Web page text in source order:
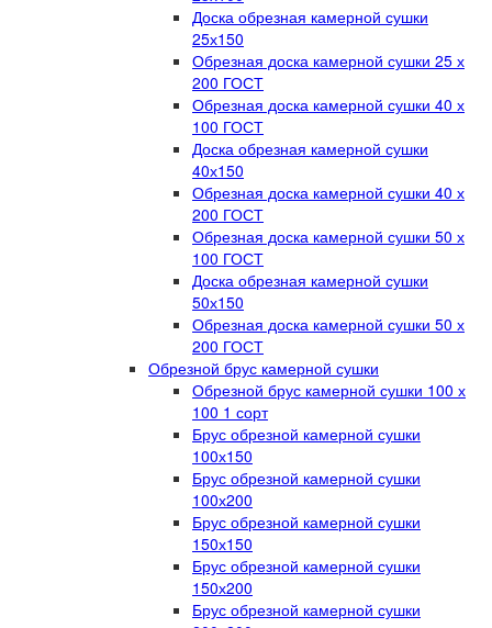
Доска обрезная камерной сушки
25х150
Обрезная доска камерной сушки 25 х
200 ГОСТ
Обрезная доска камерной сушки 40 х
100 ГОСТ
Доска обрезная камерной сушки
40х150
Обрезная доска камерной сушки 40 х
200 ГОСТ
Обрезная доска камерной сушки 50 х
100 ГОСТ
Доска обрезная камерной сушки
50х150
Обрезная доска камерной сушки 50 х
200 ГОСТ
Обрезной брус камерной сушки
Обрезной брус камерной сушки 100 х
100 1 сорт
Брус обрезной камерной сушки
100х150
Брус обрезной камерной сушки
100х200
Брус обрезной камерной сушки
150х150
Брус обрезной камерной сушки
150х200
Брус обрезной камерной сушки